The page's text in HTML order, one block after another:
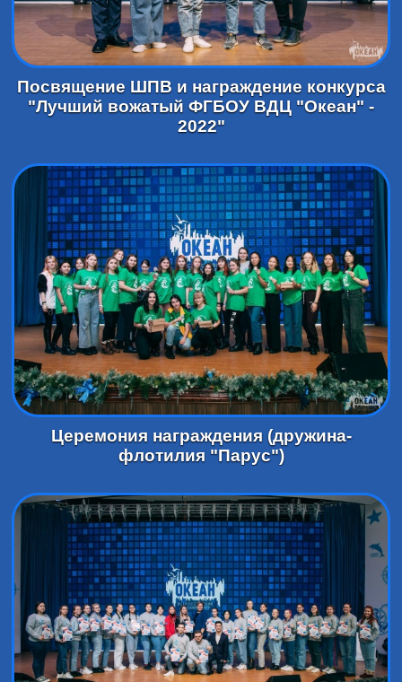
Посвящение ШПВ и награждение конкурса
"Лучший вожатый ФГБОУ ВДЦ "Океан" -
2022"
Церемония награждения (дружина-
флотилия "Парус")